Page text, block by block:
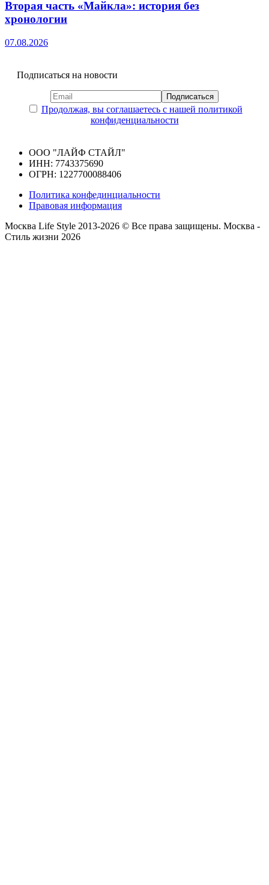
Вторая часть «Майкла»: история без
хронологии
07.08.2026
Подписаться на новости
Продолжая, вы соглашаетесь с нашей политикой
конфиденциальности
ООО "ЛАЙФ СТАЙЛ"
ИНН: 7743375690
ОГРН: 1227700088406
Политика конфединциальности
Правовая информация
Москва Life Style 2013-2026 © Все права защищены. Москва -
Стиль жизни 2026